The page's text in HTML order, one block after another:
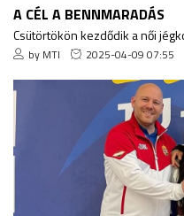
A CÉL A BENNMARADÁS
Csütörtökön kezdődik a női
by MTI 2025-04-09 07:55